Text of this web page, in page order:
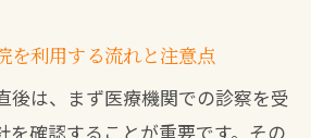
できる接骨院の選び方
を利用する流れと注意点
後は、まず医療機関での診察を受
を確認することが重要です。その